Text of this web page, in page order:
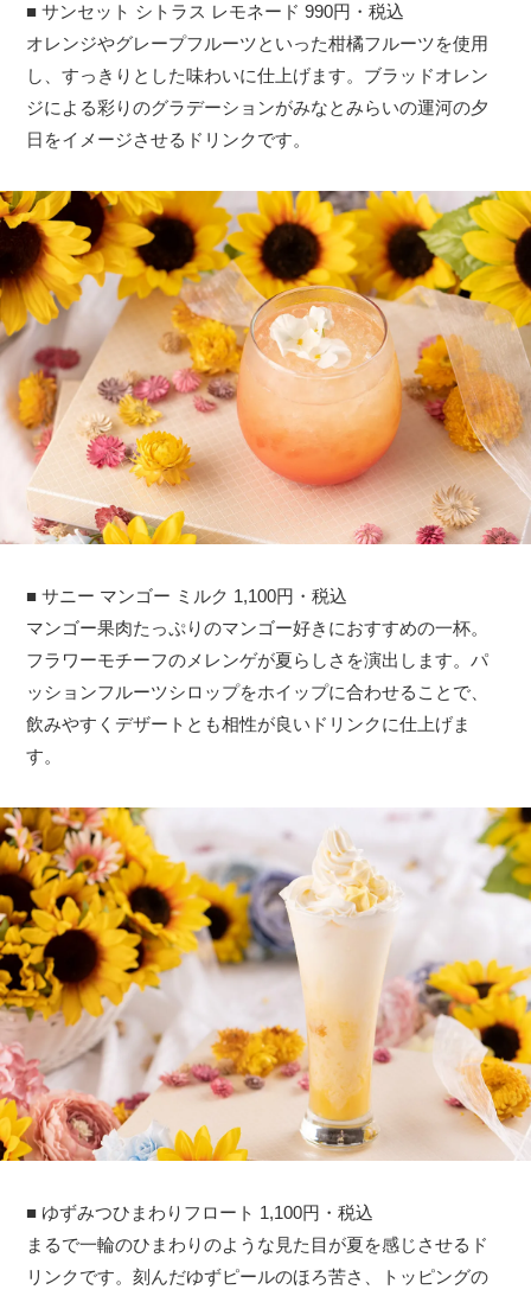
■ サンセット シトラス レモネード 990円・税込
オレンジやグレープフルーツといった柑橘フルーツを使用
し、すっきりとした味わいに仕上げます。ブラッドオレン
ジによる彩りのグラデーションがみなとみらいの運河の夕
日をイメージさせるドリンクです。
■ サニー マンゴー ミルク 1,100円・税込
マンゴー果肉たっぷりのマンゴー好きにおすすめの一杯。
フラワーモチーフのメレンゲが夏らしさを演出します。パ
ッションフルーツシロップをホイップに合わせることで、
飲みやすくデザートとも相性が良いドリンクに仕上げま
す。
■ ゆずみつひまわりフロート 1,100円・税込
まるで一輪のひまわりのような見た目が夏を感じさせるド
リンクです。刻んだゆずピールのほろ苦さ、トッピングの